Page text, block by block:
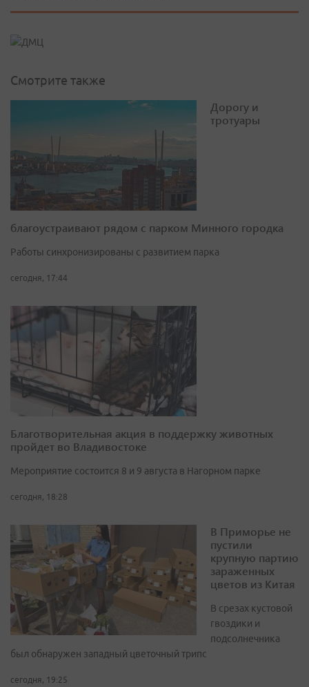
Смотрите также
Дорогу и
тротуары
благоустраивают рядом с парком Минного городка
Работы синхронизированы с развитием парка
сегодня, 17:44
Благотворительная акция в поддержку животных
пройдет во Владивостоке
Мероприятие состоится 8 и 9 августа в Нагорном парке
сегодня, 18:28
В Приморье не
пустили
крупную партию
зараженных
цветов из Китая
В срезах кустовой
гвоздики и
подсолнечника
был обнаружен западный цветочный трипс
сегодня, 19:25